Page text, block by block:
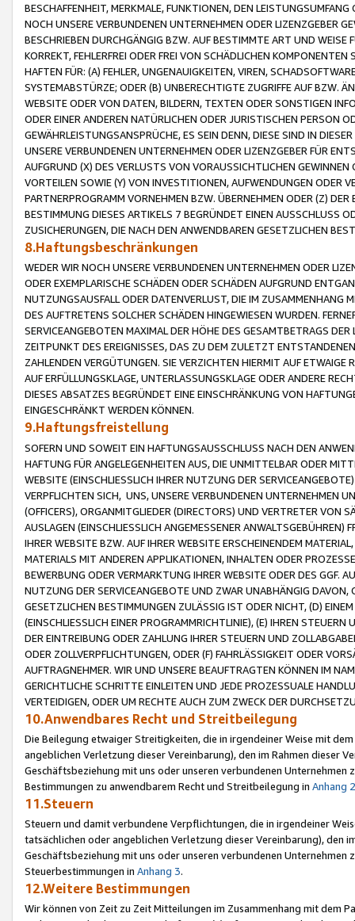
BESCHAFFENHEIT, MERKMALE, FUNKTIONEN, DEN
NOCH UNSERE VERBUNDENEN UNTERNEHMEN ODER LIZENZGEBER
BESCHRIEBEN DURCHGÄNGIG BZW. AUF BESTIMMTE ART UND
KORREKT, FEHLERFREI ODER FREI VON SCHÄDLICHEN
HAFTEN FÜR: (A) FEHLER, UNGENAUIGKEITEN, VIREN,
SYSTEMABSTÜRZE; ODER (B) UNBERECHTIGTE ZUGRIFFE AUF BZW.
WEBSITE ODER VON DATEN, BILDERN, TEXTEN ODER SONSTIGEN
ODER EINER ANDEREN NATÜRLICHEN ODER JURISTISCHEN PERSON
GEWÄHRLEISTUNGSANSPRÜCHE, ES SEIN DENN, DIESE SIND IN
UNSERE VERBUNDENEN UNTERNEHMEN ODER LIZENZGEBER FÜR
AUFGRUND (X) DES VERLUSTS VON VORAUSSICHTLICHEN
VORTEILEN SOWIE (Y) VON INVESTITIONEN, AUFWENDUNGEN ODER
PARTNERPROGRAMM VORNEHMEN BZW. ÜBERNEHMEN ODER (Z)
BESTIMMUNG DIESES ARTIKELS 7 BEGRÜNDET EINEN AUSSCHLUSS
ZUSICHERUNGEN, DIE NACH DEN ANWENDBAREN GESETZLICHEN
8.Haftungsbeschränkungen
WEDER WIR NOCH UNSERE VERBUNDENEN UNTERNEHMEN ODER
ODER EXEMPLARISCHE SCHÄDEN ODER SCHÄDEN AUFGRUND
NUTZUNGSAUSFALL ODER DATENVERLUST, DIE IM ZUSAMMENHANG
DES AUFTRETENS SOLCHER SCHÄDEN HINGEWIESEN WURDEN.
SERVICEANGEBOTEN MAXIMAL DER HÖHE DES GESAMTBETRAGS
ZEITPUNKT DES EREIGNISSES, DAS ZU DEM ZULETZT
ZAHLENDEN VERGÜTUNGEN. SIE VERZICHTEN HIERMIT AUF
AUF ERFÜLLUNGSKLAGE, UNTERLASSUNGSKLAGE ODER ANDERE
DIESES ABSATZES BEGRÜNDET EINE EINSCHRÄNKUNG VON
EINGESCHRÄNKT WERDEN KÖNNEN.
9.Haftungsfreistellung
SOFERN UND SOWEIT EIN HAFTUNGSAUSSCHLUSS NACH DEN
HAFTUNG FÜR ANGELEGENHEITEN AUS, DIE UNMITTELBAR ODER
WEBSITE (EINSCHLIESSLICH IHRER NUTZUNG DER
VERPFLICHTEN SICH, UNS, UNSERE VERBUNDENEN UNTERNEHMEN
(OFFICERS), ORGANMITGLIEDER (DIRECTORS) UND VERTRETER VON
AUSLAGEN (EINSCHLIESSLICH ANGEMESSENER
IHRER WEBSITE BZW. AUF IHRER WEBSITE ERSCHEINENDEM
MATERIALS MIT ANDEREN APPLIKATIONEN, INHALTEN ODER
BEWERBUNG ODER VERMARKTUNG IHRER WEBSITE ODER DES GGF.
NUTZUNG DER SERVICEANGEBOTE UND ZWAR UNABHÄNGIG
GESETZLICHEN BESTIMMUNGEN ZULÄSSIG IST ODER NICHT, (D)
(EINSCHLIESSLICH EINER PROGRAMMRICHTLINIE), (E) IHREN
DER EINTREIBUNG ODER ZAHLUNG IHRER STEUERN UND
ODER ZOLLVERPFLICHTUNGEN, ODER (F) FAHRLÄSSIGKEIT ODER
AUFTRAGNEHMER. WIR UND UNSERE BEAUFTRAGTEN KÖNNEN IM
GERICHTLICHE SCHRITTE EINLEITEN UND JEDE PROZESSUALE
VERTEIDIGEN, ODER UM RECHTE AUCH ZUM ZWECK DER
10.Anwendbares Recht und Streitbeilegung
Die Beilegung etwaiger Streitigkeiten, die in irgendeiner Weise mit
angeblichen Verletzung dieser Vereinbarung), den im Rahmen dieser
Geschäftsbeziehung mit uns oder unseren verbundenen
Bestimmungen zu anwendbarem Recht und Streitbeilegung in Anhang 2
11.Steuern
Steuern und damit verbundene Verpflichtungen, die in irgendeiner
tatsächlichen oder angeblichen Verletzung dieser Vereinbarung), den
Geschäftsbeziehung mit uns oder unseren verbundenen
Steuerbestimmungen in Anhang 3.
12.Weitere Bestimmungen
Wir können von Zeit zu Zeit Mitteilungen im Zusammenhang mit dem